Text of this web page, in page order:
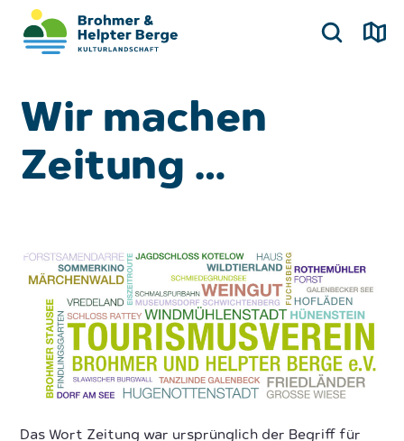
Wir machen
Zeitung …
Das Wort Zeitung war ursprünglich der Begriff für